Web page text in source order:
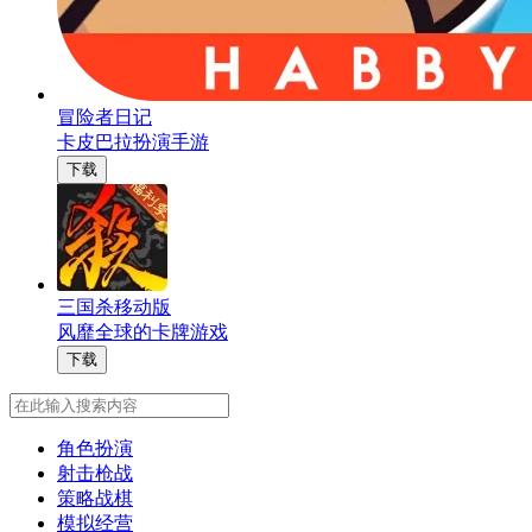
冒险者日记
卡皮巴拉扮演手游
下载
三国杀移动版
风靡全球的卡牌游戏
下载
角色扮演
射击枪战
策略战棋
模拟经营